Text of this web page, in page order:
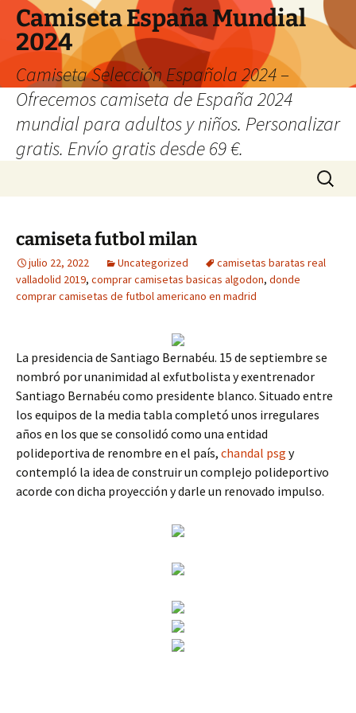
Camiseta España Mundial
2024
Camiseta Selección Española 2024 –
Ofrecemos camiseta de España 2024
mundial para adultos y niños. Personalizar
gratis. Envío gratis desde 69 €.
Buscar:
camiseta futbol milan
julio 22, 2022 Uncategorized
camisetas baratas real
valladolid 2019, comprar camisetas basicas algodon, donde
comprar camisetas de futbol americano en madrid
La presidencia de Santiago Bernabéu. 15 de septiembre se
nombró por unanimidad al exfutbolista y exentrenador
Santiago Bernabéu como presidente blanco. Situado entre
los equipos de la media tabla completó unos irregulares
años en los que se consolidó como una entidad
polideportiva de renombre en el país, chandal psg y
contempló la idea de construir un complejo polideportivo
acorde con dicha proyección y darle un renovado impulso.